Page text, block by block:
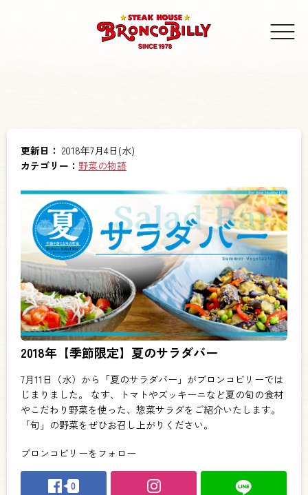
更新日： 2018年7月4日(水)
カテゴリー： 野菜の物語
2018年【季節限定】夏のサラダバー
7月11日（水）から「夏のサラダバー」がブロンコビリーでは
じまりました。 なす、トマトやズッキーニなど夏の旬の食材
やこだわり野菜を使った、惣菜サラダをご紹介いたします。
「旬」の野菜をぜひお召し上がりください。
ブロンコビリーをフォロー
0